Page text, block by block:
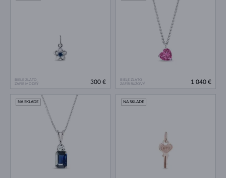
BIELE ZLATO
ZAFÍR MODRÝ
300 €
BIELE ZLATO
ZAFÍR RUŽOVÝ
1 040 €
NA SKLADE NA SKLADE